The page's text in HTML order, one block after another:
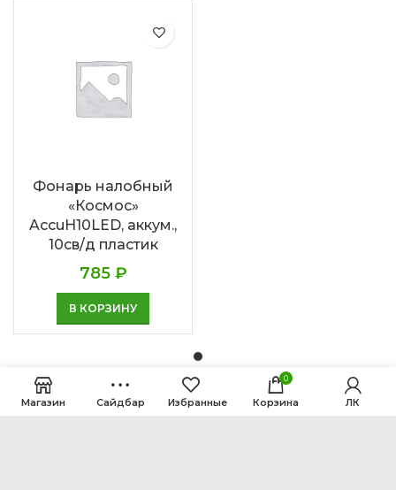
Фонарь налобный
«Космос»
AccuH10LED, аккум.,
10св/д пластик
785 ₽
В КОРЗИНУ
Магазин Сайдбар Избранные
0
Корзина ЛК